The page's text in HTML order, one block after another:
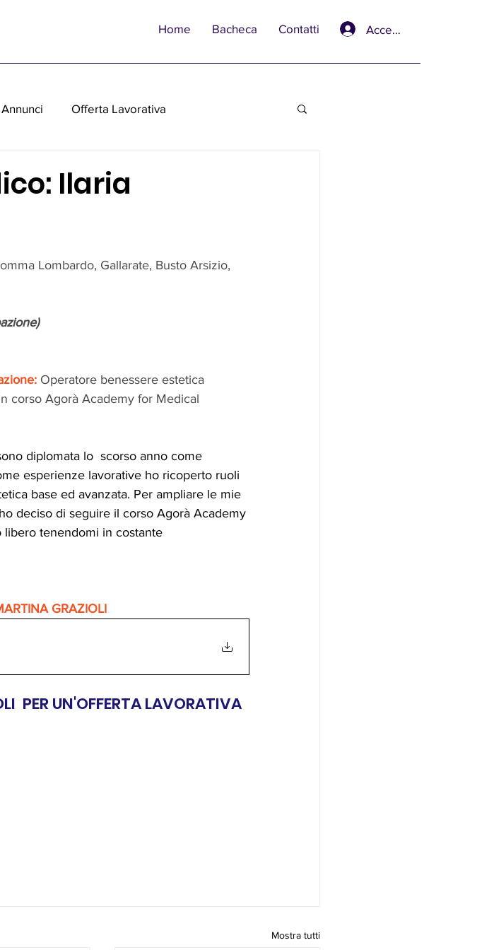
Home Bacheca Contatti Accedi
Annunci Offerta Lavorativa
Ilaria
Lombardo, Gallarate, Busto Arsizio,
Operatore benessere estetica
corso Agorà Academy for Medical
diplomata lo  scorso anno come
esperienze lavorative ho ricoperto ruoli
base ed avanzata. Per ampliare le mie
deciso di seguire il corso Agorà Academy
tenendomi in costante
GRAZIOLI
PER UN'OFFERTA LAVORATIVA
Mostra tutti